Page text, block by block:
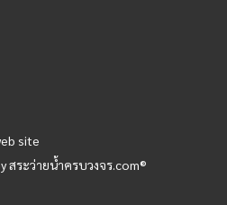
site
สระว่ายน้ำครบวงจร.com®